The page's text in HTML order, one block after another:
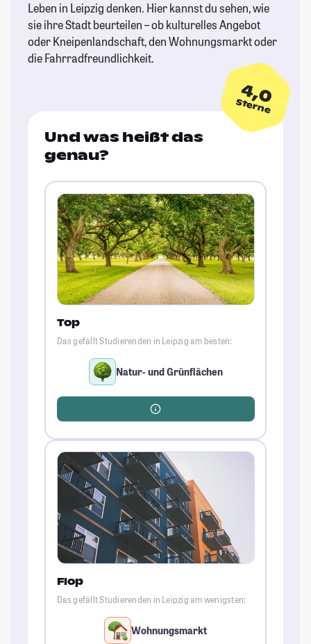
Leben in Leipzig denken. Hier kannst du sehen, wie
sie ihre Stadt beurteilen – ob kulturelles Angebot
oder Kneipenlandschaft, den Wohnungsmarkt oder
die Fahrradfreundlichkeit.
4,0
Sterne
Und was heißt das
genau?
Top
Das gefällt Studierenden in Leipzig am besten:
Natur- und Grünflächen
Flop
Das gefällt Studierenden in Leipzig am wenigsten:
Wohnungsmarkt